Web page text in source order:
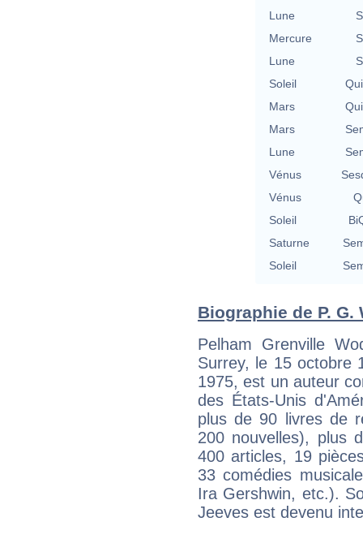
Lune
Mercure
Lune
Soleil
Mars
Mars
Lune
Vénus
Vénus
Soleil
Saturne
Soleil
Biographie de P.
Pelham Grenville
Surrey, le 15 octobre
1975, est un auteur
des États-Unis
plus de 90 livres de
200 nouvelles), plus
400 articles, 19
33 comédies
Ira Gershwin, etc.).
Jeeves est devenu